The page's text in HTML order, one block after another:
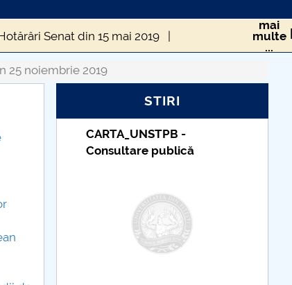
Senat din 15 mai 2019
Hotărâri Senat din 16 decembrie 2019
Hotărâri Senat din 12 februarie 2019
Hotărâri Senat din 15 aprilie 2019
mai
multe
...
25 noiembrie 2019
STIRI
Taxe de școlarizare
indexate – Centrul